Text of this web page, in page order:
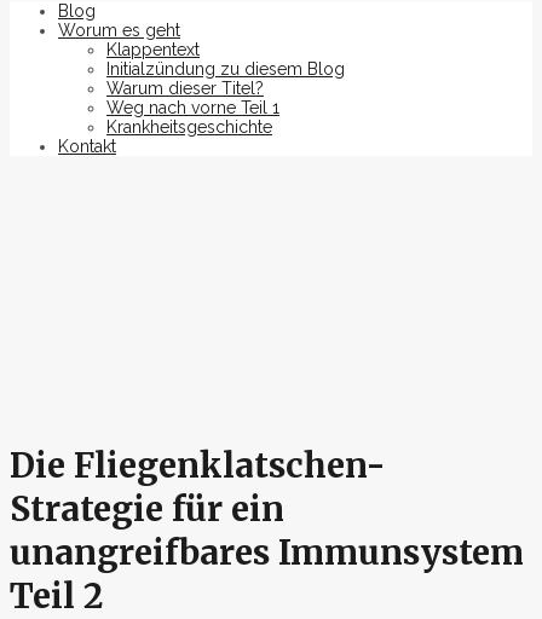
Blog
Worum es geht
Klappentext
Initialzündung zu diesem Blog
Warum dieser Titel?
Weg nach vorne Teil 1
Krankheitsgeschichte
Kontakt
Die Fliegenklatschen-
Strategie für ein
unangreifbares Immunsystem
Teil 2